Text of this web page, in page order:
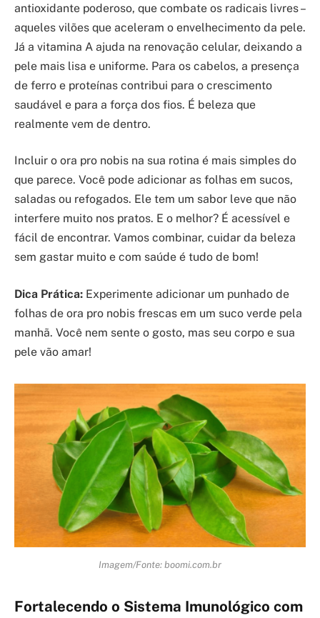
antioxidante poderoso, que combate os radicais livres –
aqueles vilões que aceleram o envelhecimento da pele.
Já a vitamina A ajuda na renovação celular, deixando a
pele mais lisa e uniforme. Para os cabelos, a presença
de ferro e proteínas contribui para o crescimento
saudável e para a força dos fios. É beleza que
realmente vem de dentro.
Incluir o ora pro nobis na sua rotina é mais simples do
que parece. Você pode adicionar as folhas em sucos,
saladas ou refogados. Ele tem um sabor leve que não
interfere muito nos pratos. E o melhor? É acessível e
fácil de encontrar. Vamos combinar, cuidar da beleza
sem gastar muito e com saúde é tudo de bom!
Dica Prática: Experimente adicionar um punhado de
folhas de ora pro nobis frescas em um suco verde pela
manhã. Você nem sente o gosto, mas seu corpo e sua
pele vão amar!
Imagem/Fonte: boomi.com.br
Fortalecendo o Sistema Imunológico com